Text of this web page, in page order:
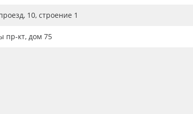
10, строение 1
пр-кт, дом 75